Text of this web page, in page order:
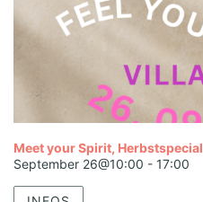
Meet your Spirit, Herbstspecial
September 26@10:00 - 17:00